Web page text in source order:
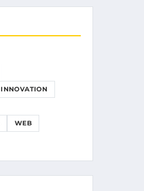
WEB